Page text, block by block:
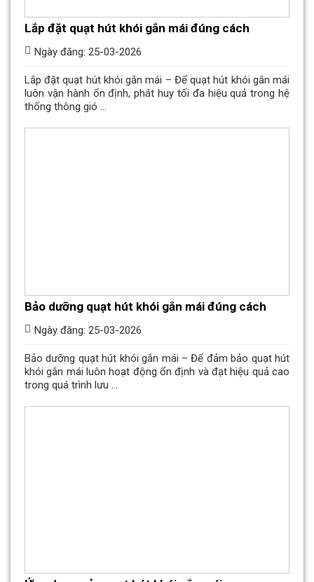
Lắp đặt quạt hút khói gắn mái đúng cách
Ngày đăng: 25-03-2026
Lắp đặt quạt hút khói gắn mái – Để quạt hút khói gắn mái
luôn vận hành ổn định, phát huy tối đa hiệu quả trong hệ
thống thông gió ...
Bảo dưỡng quạt hút khói gắn mái đúng cách
Ngày đăng: 25-03-2026
Bảo dưỡng quạt hút khói gắn mái – Để đảm bảo quạt hút
khói gắn mái luôn hoạt động ổn định và đạt hiệu quả cao
trong quá trình lưu ...